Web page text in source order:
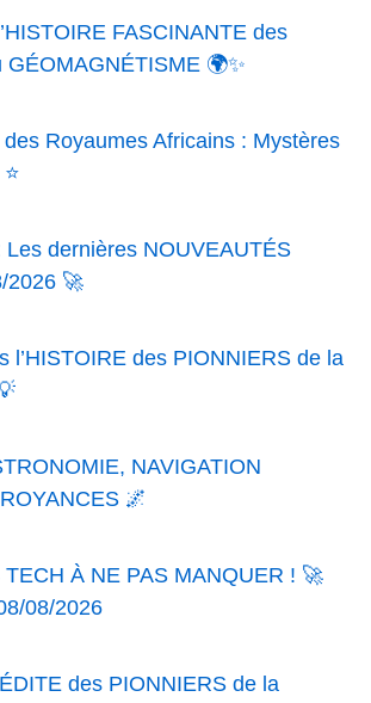
FASCINANTE des
🌍✨
Royaumes Africains : Mystères
Les dernières NOUVEAUTÉS
2026 🚀
l’HISTOIRE des PIONNIERS de la
NAVIGATION
🌌
TECH À NE PAS MANQUER ! 🚀
08/2026
des PIONNIERS de la